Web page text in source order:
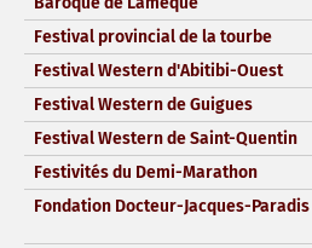
Festival provincial de la tourbe
Festival Western d'Abitibi-Ouest
Festival Western de Guigues
Festival Western de Saint-Quentin
Festivités du Demi-Marathon
Fondation Docteur-Jacques-Paradis